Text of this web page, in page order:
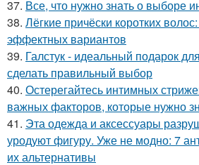
37. Все, что нужно знать о выборе
38. Лёгкие причёски коротких
эффектных вариантов
39. Галстук - идеальный подарок
сделать правильный выбор
40. Остерегайтесь интимных
важных факторов, которые нужно
41. Эта одежда и аксессуары
уродуют фигуру. Уже не модно: 7
их альтернативы